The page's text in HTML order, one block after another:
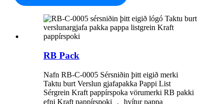
RB Pack
Nafn RB-C-0005 Sérsniðin þitt eigið merki
Taktu burt Verslun gjafapakka Pappi List
Sérgrein Kraft pappírspoka vörumerki RB pakki
efni Kraft pappírspoki ， hvítur pappa